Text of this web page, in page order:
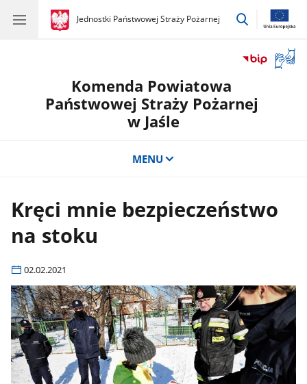
gov.pl
Jednostki Państwowej Straży Pożarnej
gov.pl
Jednostki
przejdź
okno
Komenda Powiatowa
Państwowej Straży Pożarnej
w Jaśle
MENU
Kręci mnie bezpieczeństwo
na stoku
02.02.2021